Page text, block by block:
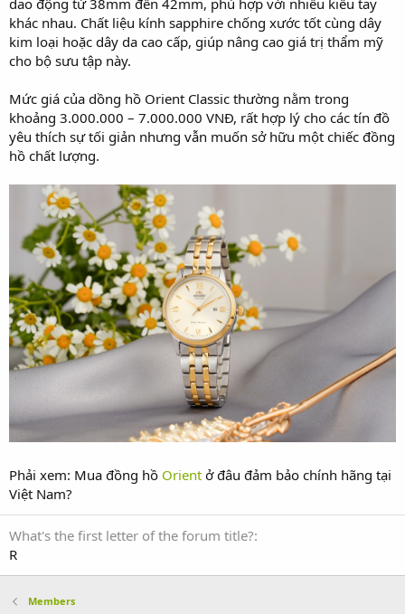
dao động từ 38mm đến 42mm, phù hợp với nhiều kiểu tay
khác nhau. Chất liệu kính sapphire chống xước tốt cùng dây
kim loại hoặc dây da cao cấp, giúp nâng cao giá trị thẩm mỹ
cho bộ sưu tập này.
Mức giá của dồng hồ Orient Classic thường nằm trong
khoảng 3.000.000 – 7.000.000 VNĐ, rất hợp lý cho các tín đồ
yêu thích sự tối giản nhưng vẫn muốn sở hữu một chiếc đồng
hồ chất lượng.
Phải xem: Mua đồng hồ Orient ở đâu đảm bảo chính hãng tại
Việt Nam?
What's the first letter of the forum title?
R
Members